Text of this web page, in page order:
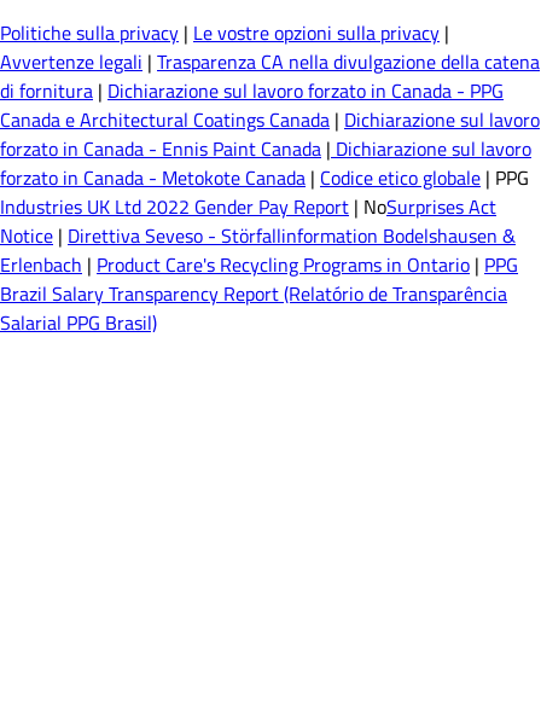
Politiche sulla privacy | Le vostre opzioni sulla privacy |
Avvertenze legali | Trasparenza CA nella divulgazione della catena
di fornitura | Dichiarazione sul lavoro forzato in Canada - PPG
Canada e Architectural Coatings Canada | Dichiarazione sul lavoro
forzato in Canada - Ennis Paint Canada | Dichiarazione sul lavoro
forzato in Canada - Metokote Canada | Codice etico globale | PPG
Industries UK Ltd 2022 Gender Pay Report | NoSurprises Act
Notice | Direttiva Seveso - Störfallinformation Bodelshausen &
Erlenbach | Product Care's Recycling Programs in Ontario | PPG
Brazil Salary Transparency Report (Relatório de Transparência
Salarial PPG Brasil)